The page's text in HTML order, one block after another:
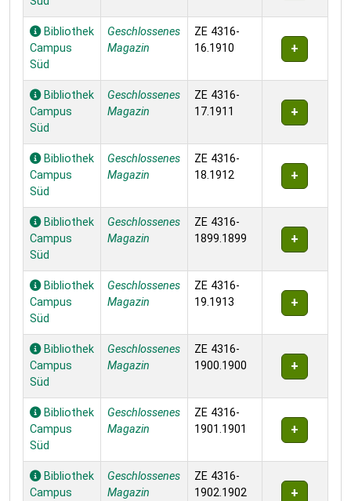
Bibliothek
Campus
Süd
Geschlossenes
Magazin
ZE 4316-
16.1910
Bibliothek
Campus
Süd
Geschlossenes
Magazin
ZE 4316-
17.1911
Bibliothek
Campus
Süd
Geschlossenes
Magazin
ZE 4316-
18.1912
Bibliothek
Campus
Süd
Geschlossenes
Magazin
ZE 4316-
1899.1899
Bibliothek
Campus
Süd
Geschlossenes
Magazin
ZE 4316-
19.1913
Bibliothek
Campus
Süd
Geschlossenes
Magazin
ZE 4316-
1900.1900
Bibliothek
Campus
Süd
Geschlossenes
Magazin
ZE 4316-
1901.1901
Bibliothek
Campus
Geschlossenes
Magazin
ZE 4316-
1902.1902